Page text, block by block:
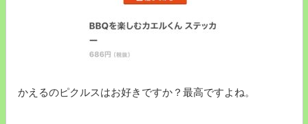
かえるのピクルスはお好きですか？最高ですよね。